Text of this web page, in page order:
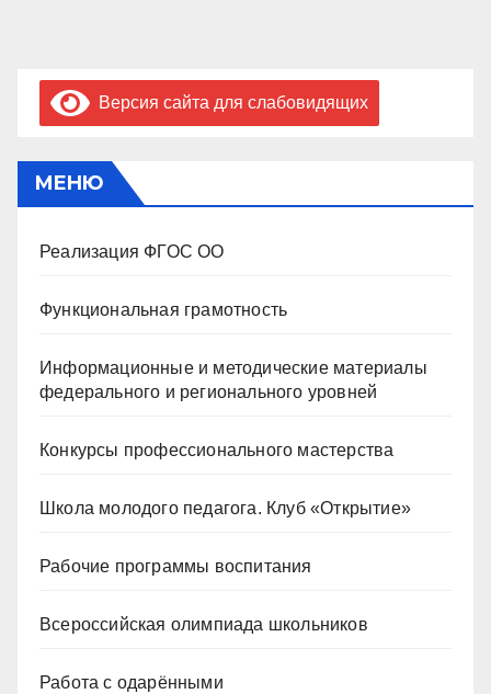
Версия сайта для слабовидящих
МЕНЮ
Реализация ФГОС ОО
Функциональная грамотность
Информационные и методические материалы
федерального и регионального уровней
Конкурсы профессионального мастерства
Школа молодого педагога. Клуб «Открытие»
Рабочие программы воспитания
Всероссийская олимпиада школьников
Работа с одарёнными